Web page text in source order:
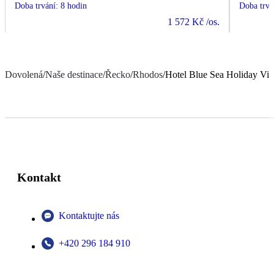
Doba trvání: 8 hodin
1 572 Kč /os.
Doba
Dovolená/Naše destinace/Řecko/Rhodos/Hotel Blue Sea Holiday
Kontakt
Kontaktujte nás
+420 296 184 910